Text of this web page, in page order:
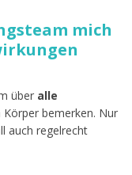
mich
über alle
Körper bemerken. Nur
auch regelrecht